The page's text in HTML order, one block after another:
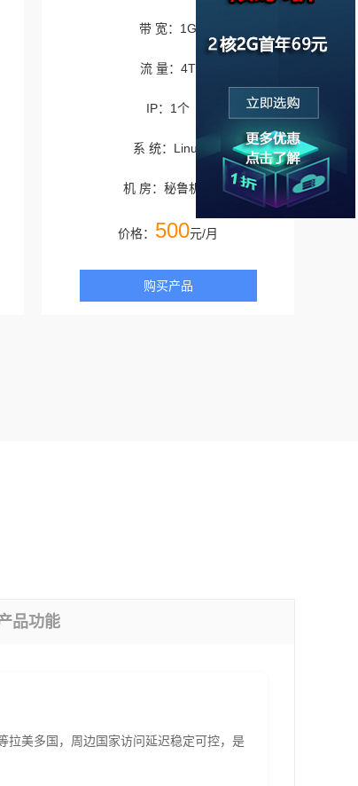
带 宽：1G
流 量：4T
IP：1个
系 统：Linux
机 房：秘鲁机房
价格： 500元/月
购买产品
品功能
拉美多国，周边国家访问延迟稳定可控，是